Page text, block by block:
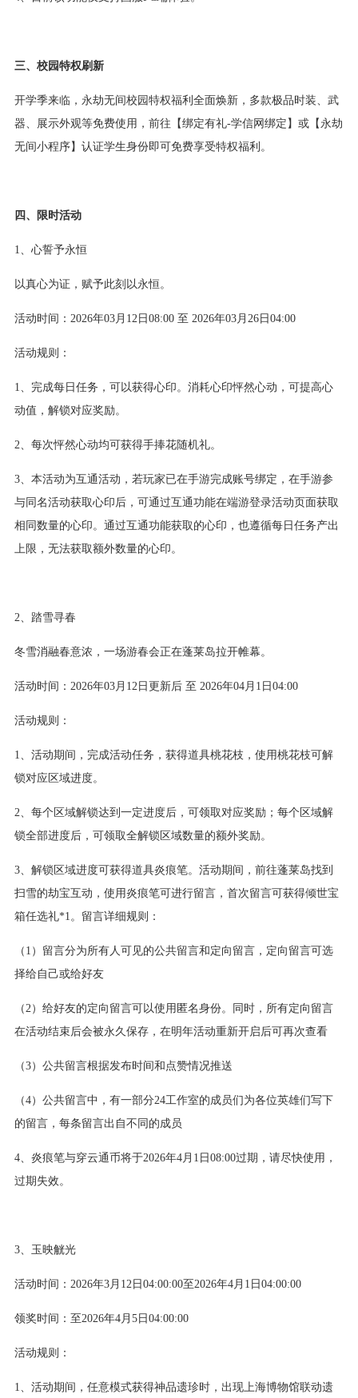
三、校园特权刷新
开学季来临，永劫无间校园特权福利全面焕新，多款极品时装、武
器、展示外观等免费使用，前往【绑定有礼-学信网绑定】或【永劫
无间小程序】认证学生身份即可免费享受特权福利。
四、限时活动
1、心誓予永恒
以真心为证，赋予此刻以永恒。
活动时间：2026年03月12日08:00 至 2026年03月26日04:00
活动规则：
1、完成每日任务，可以获得心印。消耗心印怦然心动，可提高心
动值，解锁对应奖励。
2、每次怦然心动均可获得手捧花随机礼。
3、本活动为互通活动，若玩家已在手游完成账号绑定，在手游参
与同名活动获取心印后，可通过互通功能在端游登录活动页面获取
相同数量的心印。通过互通功能获取的心印，也遵循每日任务产出
上限，无法获取额外数量的心印。
2、踏雪寻春
冬雪消融春意浓，一场游春会正在蓬莱岛拉开帷幕。
活动时间：2026年03月12日更新后 至 2026年04月1日04:00
活动规则：
1、活动期间，完成活动任务，获得道具桃花枝，使用桃花枝可解
锁对应区域进度。
2、每个区域解锁达到一定进度后，可领取对应奖励；每个区域解
锁全部进度后，可领取全解锁区域数量的额外奖励。
3、解锁区域进度可获得道具炎痕笔。活动期间，前往蓬莱岛找到
扫雪的劫宝互动，使用炎痕笔可进行留言，首次留言可获得倾世宝
箱任选礼*1。留言详细规则：
（1）留言分为所有人可见的公共留言和定向留言，定向留言可选
择给自己或给好友
（2）给好友的定向留言可以使用匿名身份。同时，所有定向留言
在活动结束后会被永久保存，在明年活动重新开启后可再次查看
（3）公共留言根据发布时间和点赞情况推送
（4）公共留言中，有一部分24工作室的成员们为各位英雄们写下
的留言，每条留言出自不同的成员
4、炎痕笔与穿云通币将于2026年4月1日08:00过期，请尽快使用，
过期失效。
3、玉映觥光
活动时间：2026年3月12日04:00:00至2026年4月1日04:00:00
领奖时间：至2026年4月5日04:00:00
活动规则：
1、活动期间，任意模式获得神品遗珍时，出现上海博物馆联动遗